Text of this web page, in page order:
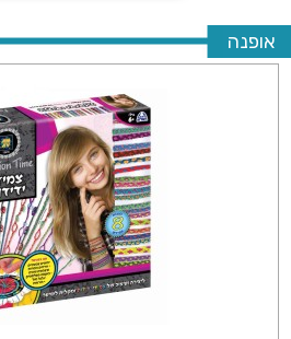
אופנה